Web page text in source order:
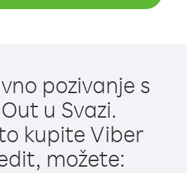
pozivanje s
u Svazi.
kupite Viber
možete: